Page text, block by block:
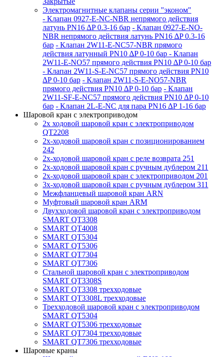
Электромагнитные клапаны серии "эконом"
- Клапан 0927-E-NC-NBR непрямого действия
латунь PN16 ∆P 0.3-16 бар - Клапан 0927-E-NО-
NBR непрямого действия латунь PN16 ∆P 0.3-16
бар - Клапан 2W11-E-NC57-NBR прямого
действия латунный PN10 ∆P 0-10 бар - Клапан
2W11-E-NO57 прямого действия PN10 ∆P 0-10 бар
- Клапан 2W11-S-E-NC57 прямого действия PN10
∆P 0-10 бар - Клапан 2W11-S-E-NO57-NBR
прямого действия PN10 ∆P 0-10 бар - Клапан
2W11-SF-E-NC57 прямого действия PN10 ∆P 0-10
бар - Клапан 2L-E-NC для пара PN16 ∆P 1-16 бар
Шаровой кран с электроприводом
2x ходовой шаровой кран с электроприводом
QT2208
2x-ходовой шаровой кран с позиционированием
242
2x-ходовой шаровой кран с реле возврата 251
2x-ходовой шаровой кран с ручным дублером 211
2x-ходовой шаровой кран с электроприводом 201
3x-ходовой шаровой кран с ручным дублером 311
Межфланцевый шаровой кран ARN
Муфтовый шаровой кран ARM
Двухходовой шаровой кран с электроприводом
SMART QT3308
SMART QT4008
SMART QT5304
SMART QT5306
SMART QT7304
SMART QT7306
Стальной шаровой кран с электроприводом
SMART QT3308S
SMART QT3308 трехходовые
SMART QT3308L трехходовые
Трехходовой шаровой кран с электроприводом
SMART QT5304
SMART QT5306 трехходовые
SMART QT7304 трехходовые
SMART QT7306 трехходовые
Шаровые краны